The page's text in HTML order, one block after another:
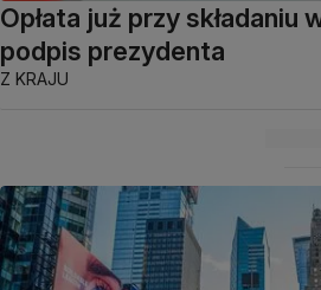
Opłata już przy składaniu
podpis prezydenta
Z KRAJU